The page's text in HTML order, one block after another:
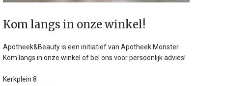
Kom langs in onze winkel!
Apotheek&Beauty is een initiatief van Apotheek Monster.
Kom langs in onze winkel of bel ons voor persoonlijk advies!
Kerkplein 8